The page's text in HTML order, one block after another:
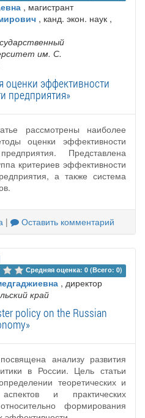
, магистрант
, канд. экон. наук ,
им. С.
оценки эффективности
предприятия»
рассмотрены наиболее
оценки эффективности
Представлена
критериев эффективности
а также система
| Оставить комментарий
Средняя оценка: 0 (Всего: 0)
, директор
край
policy on the Russian
анализу развития
в России. Цель статьи
теоретических и
и практических
формирования